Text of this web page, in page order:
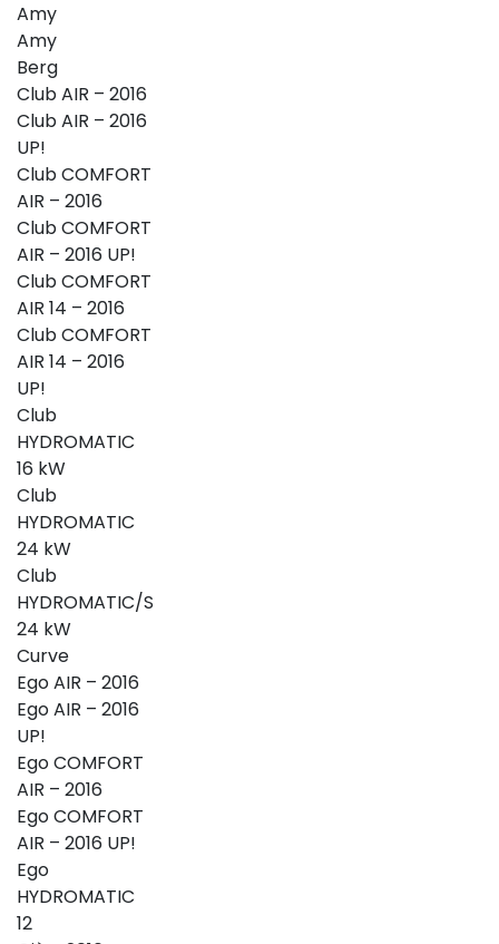
Amy
Amy
Berg
Club AIR – 2016
Club AIR – 2016
UP!
Club COMFORT
AIR – 2016
Club COMFORT
AIR – 2016 UP!
Club COMFORT
AIR 14 – 2016
Club COMFORT
AIR 14 – 2016
UP!
Club
HYDROMATIC
16 kW
Club
HYDROMATIC
24 kW
Club
HYDROMATIC/S
24 kW
Curve
Ego AIR – 2016
Ego AIR – 2016
UP!
Ego COMFORT
AIR – 2016
Ego COMFORT
AIR – 2016 UP!
Ego
HYDROMATIC
12